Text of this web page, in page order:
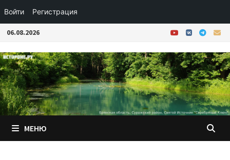
Войти Регистрация
Перейти
содержимому
06.08.2026
МЕНЮ